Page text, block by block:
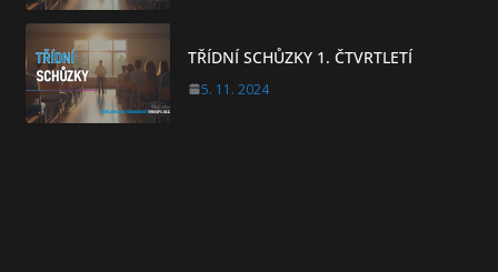
TŘÍDNÍ SCHŮZKY 1. ČTVRTLETÍ
5. 11. 2024